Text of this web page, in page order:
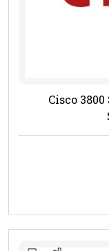
Cisco